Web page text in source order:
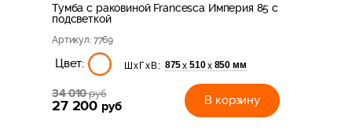
Тумба с раковиной Francesca Империя 85 с
подсветкой
Артикул: 7769
Цвет: ШхГхВ: 875х 510х 850 мм
34 010руб
27 200 руб В корзину